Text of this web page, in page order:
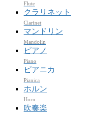
Flute
クラリネット
Clarinet
マンドリン
Mandolin
ピアノ
Piano
ピアニカ
Pianica
ホルン
Horn
吹奏楽